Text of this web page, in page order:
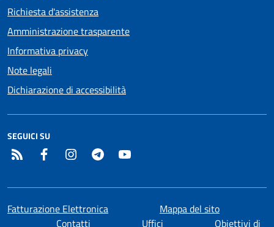
Richiesta d'assistenza
Amministrazione trasparente
Informativa privacy
Note legali
Dichiarazione di accessibilità
SEGUICI SU
RSS Facebook InstagramTelegram
Fatturazione Elettronica
Mappa del sito
Contatti
Uffici Obiettivi di